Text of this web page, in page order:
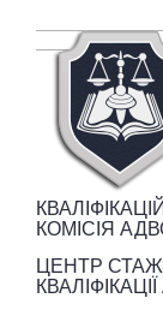
КОМІСІЯ
ЦЕНТР